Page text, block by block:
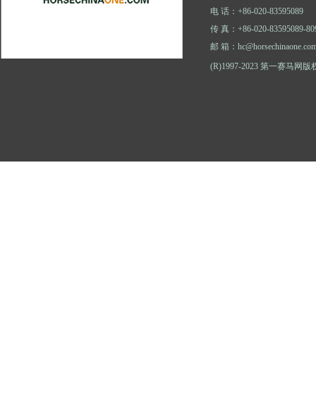
电 话：+86-020-83595089
传 真：+86-020-83595089-
邮 箱：
(R)1997-2023 第一赛马网版